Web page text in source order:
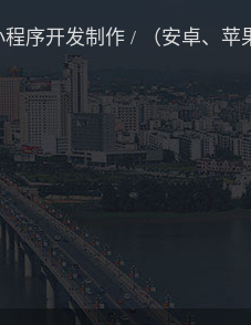
序开发制作 / （安卓、苹